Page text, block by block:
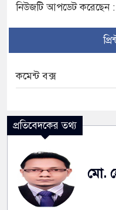
নিউজটি আপডেট
কমেন্ট বক্স
প্রতিবেদকের তথ্য
মো.